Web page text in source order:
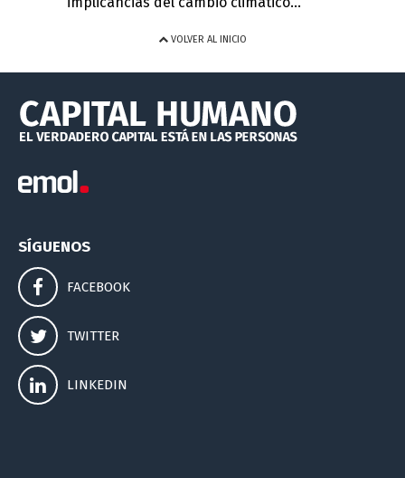
VOLVER AL INICIO
SÍGUENOS
FACEBOOK
TWITTER
LINKEDIN